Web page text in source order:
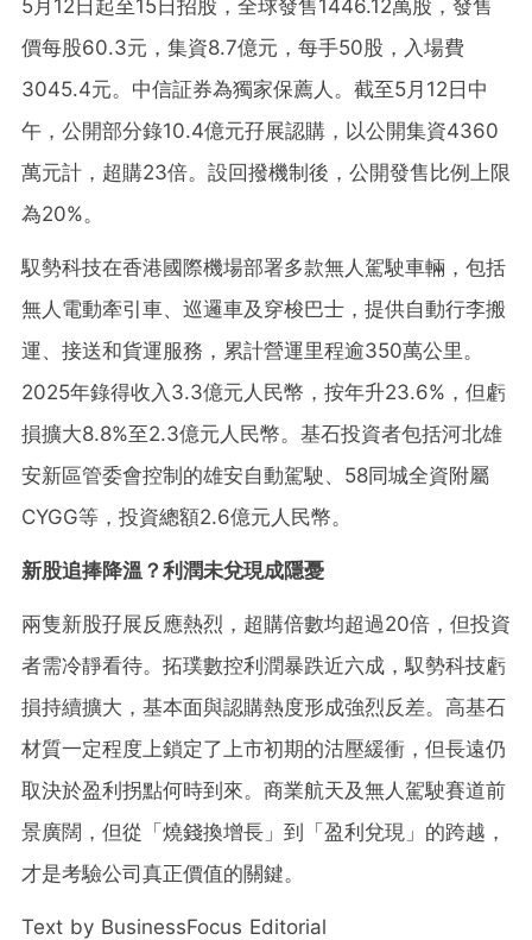
5月12日起至15日招股，全球發售1446.12萬股，發售
價每股60.3元，集資8.7億元，每手50股，入場費
3045.4元。中信証券為獨家保薦人。截至5月12日中
午，公開部分錄10.4億元孖展認購，以公開集資4360
萬元計，超購23倍。設回撥機制後，公開發售比例上限
為20%。
馭勢科技在香港國際機場部署多款無人駕駛車輛，包括
無人電動牽引車、巡邏車及穿梭巴士，提供自動行李搬
運、接送和貨運服務，累計營運里程逾350萬公里。
2025年錄得收入3.3億元人民幣，按年升23.6%，但虧
損擴大8.8%至2.3億元人民幣。基石投資者包括河北雄
安新區管委會控制的雄安自動駕駛、58同城全資附屬
CYGG等，投資總額2.6億元人民幣。
新股追捧降溫？利潤未兌現成隱憂
兩隻新股孖展反應熱烈，超購倍數均超過20倍，但投資
者需冷靜看待。拓璞數控利潤暴跌近六成，馭勢科技虧
損持續擴大，基本面與認購熱度形成強烈反差。高基石
材質一定程度上鎖定了上市初期的沽壓緩衝，但長遠仍
取決於盈利拐點何時到來。商業航天及無人駕駛賽道前
景廣闊，但從「燒錢換增長」到「盈利兌現」的跨越，
才是考驗公司真正價值的關鍵。
Text by BusinessFocus Editorial